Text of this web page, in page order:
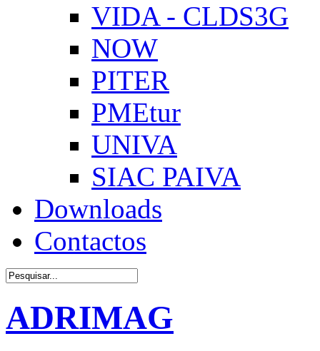
VIDA - CLDS3G
NOW
PITER
PMEtur
UNIVA
SIAC PAIVA
Downloads
Contactos
ADRIMAG